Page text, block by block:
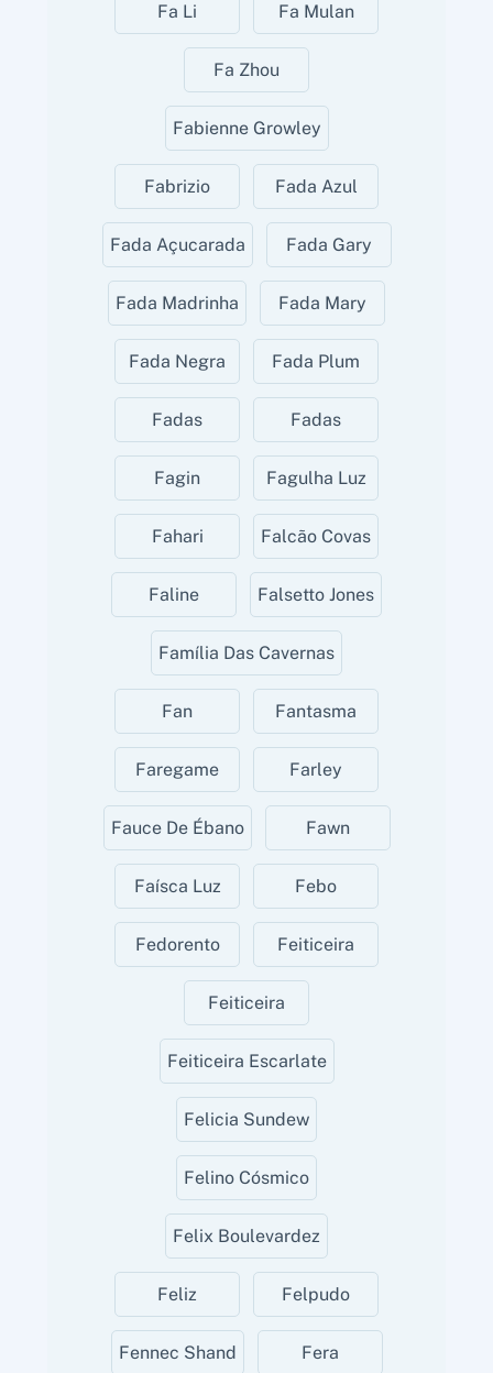
Fa Li Fa Mulan
Fa Zhou
Fabienne Growley
Fabrizio Fada Azul
Fada Açucarada Fada Gary
Fada Madrinha Fada Mary
Fada Negra Fada Plum
Fadas Fadas
Fagin Fagulha Luz
Fahari Falcão Covas
Faline Falsetto Jones
Família Das Cavernas
Fan Fantasma
Faregame Farley
Fauce De Ébano Fawn
Faísca Luz Febo
Fedorento Feiticeira
Feiticeira
Feiticeira Escarlate
Felicia Sundew
Felino Cósmico
Felix Boulevardez
Feliz Felpudo
Fennec Shand Fera